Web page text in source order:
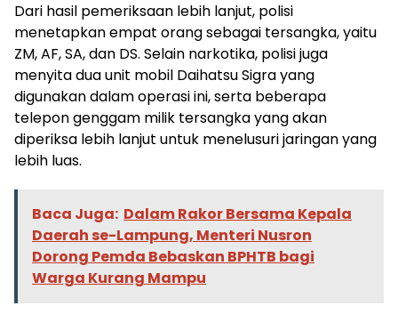
Dari hasil pemeriksaan lebih lanjut, polisi
menetapkan empat orang sebagai tersangka, yaitu
ZM, AF, SA, dan DS. Selain narkotika, polisi juga
menyita dua unit mobil Daihatsu Sigra yang
digunakan dalam operasi ini, serta beberapa
telepon genggam milik tersangka yang akan
diperiksa lebih lanjut untuk menelusuri jaringan yang
lebih luas.
Baca Juga: Dalam Rakor Bersama Kepala
Daerah se-Lampung, Menteri Nusron
Dorong Pemda Bebaskan BPHTB bagi
Warga Kurang Mampu